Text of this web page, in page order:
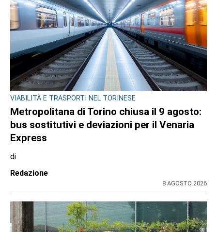
VIABILITÀ E TRASPORTI NEL TORINESE
Metropolitana di Torino chiusa il 9 agosto:
bus sostitutivi e deviazioni per il Venaria
Express
di
Redazione
8 AGOSTO 2026